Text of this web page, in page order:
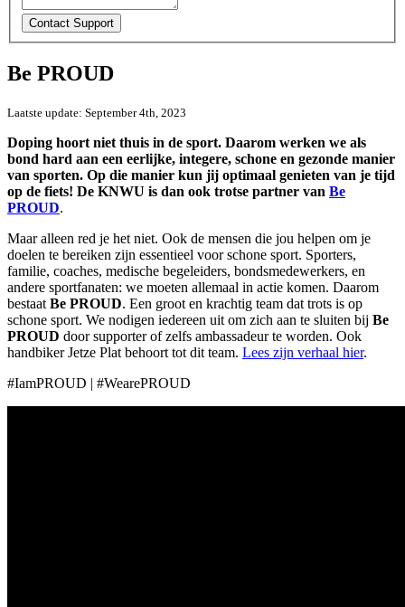
Be PROUD
Laatste update: September 4th, 2023
Doping hoort niet thuis in de sport. Daarom werken we als
bond hard aan een eerlijke, integere, schone en gezonde manier
van sporten. Op die manier kun jij optimaal genieten van je tijd
op de fiets! De KNWU is dan ook trotse partner van Be
PROUD.
Maar alleen red je het niet. Ook de mensen die jou helpen om je
doelen te bereiken zijn essentieel voor schone sport. Sporters,
familie, coaches, medische begeleiders, bondsmedewerkers, en
andere sportfanaten: we moeten allemaal in actie komen. Daarom
bestaat Be PROUD. Een groot en krachtig team dat trots is op
schone sport. We nodigen iedereen uit om zich aan te sluiten bij Be
PROUD door supporter of zelfs ambassadeur te worden. Ook
handbiker Jetze Plat behoort tot dit team. Lees zijn verhaal hier.
#IamPROUD | #WearePROUD